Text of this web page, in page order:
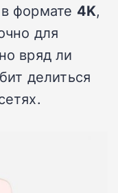
формате 4K,
для
вряд ли
делиться